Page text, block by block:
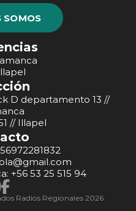
SOMOS
D departamento 13 //
// Illapel
+56 53 25 515 94
Radios Regionales 2026